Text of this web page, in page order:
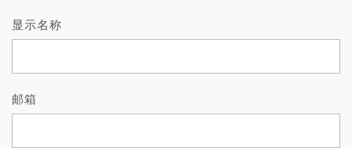
显示名称
邮箱